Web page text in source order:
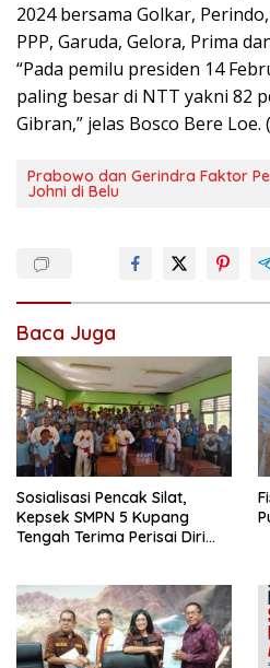
2024 bersama Golkar,
PPP, Garuda, Gelora, Prima
“Pada pemilu presiden 14
paling besar di NTT yakni 82
Gibran,” jelas Bosco Bere
Prabowo dan Gerindra Faktor
Johni di Belu
Baca Juga
Sosialisasi Pencak Silat,
Kepsek SMPN 5 Kupang
Tengah Terima Perisai Diri